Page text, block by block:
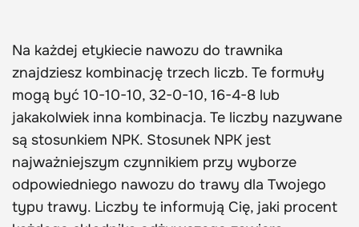
Na każdej etykiecie nawozu do trawnika
znajdziesz kombinację trzech liczb. Te formuły
mogą być 10-10-10, 32-0-10, 16-4-8 lub
jakakolwiek inna kombinacja. Te liczby nazywane
są stosunkiem NPK. Stosunek NPK jest
najważniejszym czynnikiem przy wyborze
odpowiedniego nawozu do trawy dla Twojego
typu trawy. Liczby te informują Cię, jaki procent